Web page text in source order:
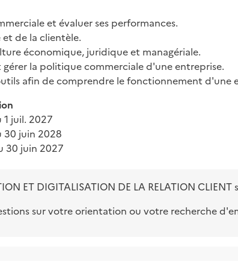
et évaluer ses performances.
de la clientèle.
économique, juridique et managériale.
la politique commerciale d'une entreprise.
afin de comprendre le fonctionnement d'une
1 juil. 2027
30 juin 2028
30 juin 2027
ET DIGITALISATION DE LA RELATION CLIENT
sur votre orientation ou votre recherche